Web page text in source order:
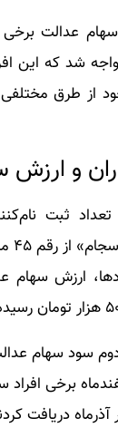
عدالت برخی
شد که این
از طرق
و
تا پایان سال ۱۴۰۲
ارزش سهام
سود سهام
برخی
آذرماه دریافت